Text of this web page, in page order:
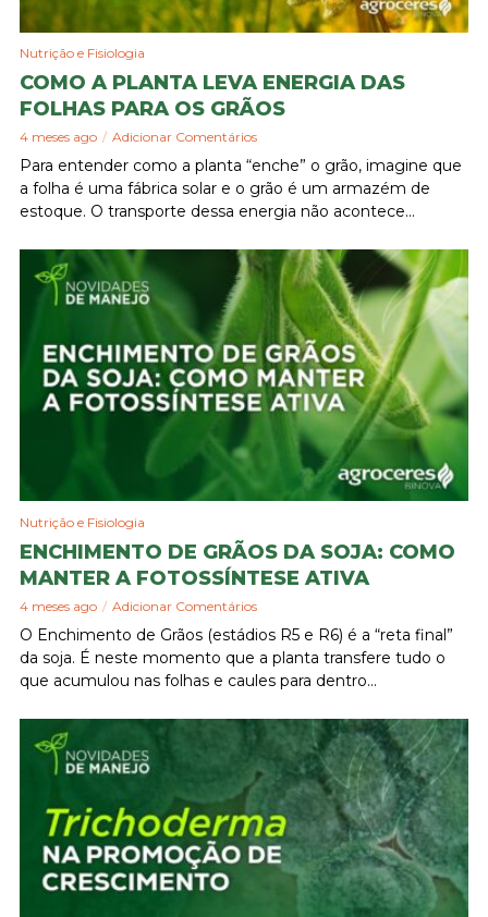
Nutrição e Fisiologia
COMO A PLANTA LEVA ENERGIA DAS
FOLHAS PARA OS GRÃOS
4 meses ago Adicionar Comentários
Para entender como a planta “enche” o grão, imagine que
a folha é uma fábrica solar e o grão é um armazém de
estoque. O transporte dessa energia não acontece...
Nutrição e Fisiologia
ENCHIMENTO DE GRÃOS DA SOJA: COMO
MANTER A FOTOSSÍNTESE ATIVA
4 meses ago Adicionar Comentários
O Enchimento de Grãos (estádios R5 e R6) é a “reta final”
da soja. É neste momento que a planta transfere tudo o
que acumulou nas folhas e caules para dentro...